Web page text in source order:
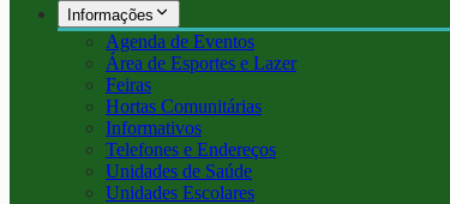
Informações
Agenda de Eventos
Área de Esportes e Lazer
Feiras
Hortas Comunitárias
Informativos
Telefones e Endereços
Unidades de Saúde
Unidades Escolares